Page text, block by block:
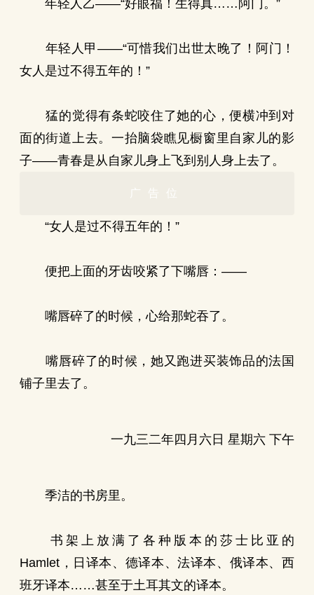
年轻人乙——“好眼福！生得真……阿门。”
年轻人甲——“可惜我们出世太晚了！阿门！
女人是过不得五年的！”
猛的觉得有条蛇咬住了她的心，便横冲到对
面的街道上去。一抬脑袋瞧见橱窗里自家儿的影
子——青春是从自家儿身上飞到别人身上去了。
广告位
“女人是过不得五年的！”
便把上面的牙齿咬紧了下嘴唇：——
嘴唇碎了的时候，心给那蛇吞了。
嘴唇碎了的时候，她又跑进买装饰品的法国
铺子里去了。
一九三二年四月六日 星期六 下午
季洁的书房里。
书架上放满了各种版本的莎士比亚的
Hamlet，日译本、德译本、法译本、俄译本、西
班牙译本……甚至于土耳其文的译本。